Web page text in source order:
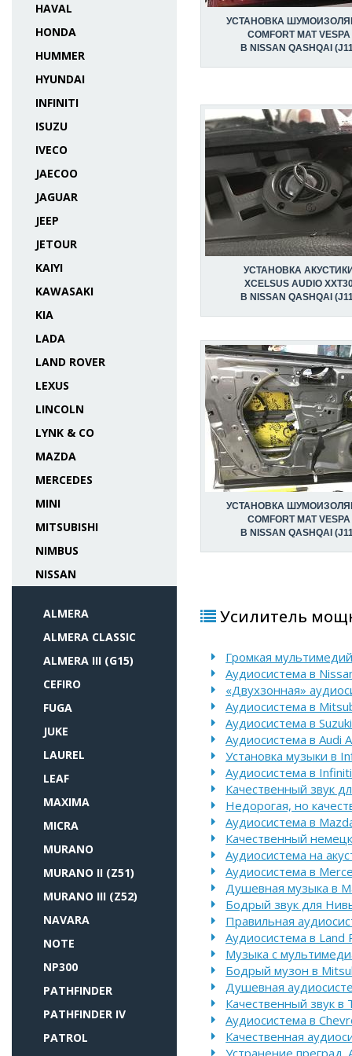
HAVAL
HONDA
HUMMER
HYUNDAI
INFINITI
ISUZU
IVECO
JAECOO
JAGUAR
JEEP
JETOUR
KAIYI
KAWASAKI
KIA
LADA
LAND ROVER
LEXUS
LINCOLN
LYNK & CO
MAZDA
MERCEDES
MINI
MITSUBISHI
NIMBUS
NISSAN
ALMERA
ALMERA CLASSIC
ALMERA III (G15)
CEFIRO
FUGA
JUKE
LAUREL
LEAF
MAXIMA
MICRA
MURANO
MURANO II (Z51)
MURANO III (Z52)
NAVARA
NOTE
NP300
PATHFINDER
PATHFINDER IV
PATROL
УСТАНОВКА
COMFORT MAT VESPA
В NISSAN QASHQAI
УСТАНОВКА
XCELSUS AUDIO
В NISSAN QASHQAI
УСТАНОВКА
COMFORT MAT VESPA
В NISSAN QASHQAI
Усилитель
Громкая
Аудиосистема в
«Двухзонная»
Аудиосистема в
Аудиосистема в
Аудиосистема в Audi
Установка музыки в
Аудиосистема в
Качественный звук
Недорогая, но
Аудиосистема в
Качественный
Аудиосистема на
Аудиосистема в
Душевная музыка в
Бодрый звук для
Правильная
Аудиосистема в Land
Музыка с
Бодрый музон в
Душевная
Качественный звук в
Аудиосистема в
Качественная
Устранение